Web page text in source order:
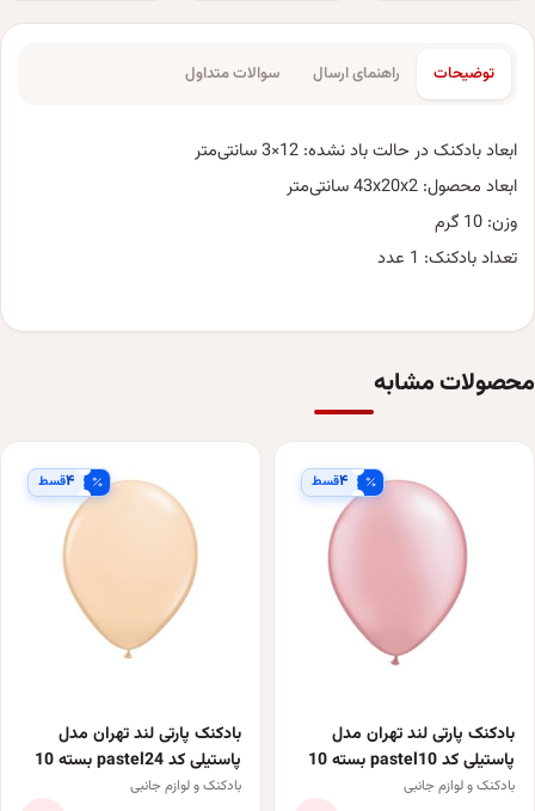
توضیحات راهنمای ارسال سوالات متداول
ابعاد بادکنک در حالت باد نشده: 12×3 سانتی‌متر
ابعاد محصول: 43x20x2 سانتی‌متر
وزن: 10 گرم
تعداد بادکنک: 1 عدد
محصولات مشابه
۴قسط
بادکنک پارتی لند تهران مدل
پاستیلی کد pastel10 بسته 10
عددی
بادکنک و لوازم جانبی
۴قسط
بادکنک پارتی لند تهران مدل
پاستیلی کد pastel24 بسته 10
عددی
بادکنک و لوازم جانبی